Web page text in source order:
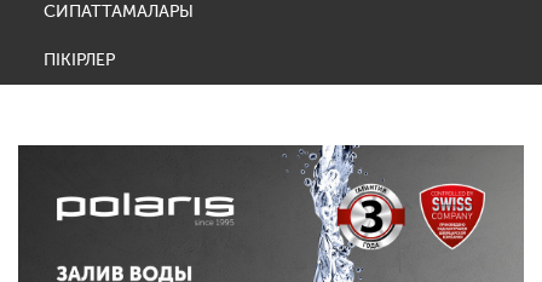
СИПАТТАМАЛАРЫ
ПІКІРЛЕР